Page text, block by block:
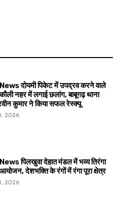
दोयमी पिकेट में उपद्रव करने वाले
नहर में लगाई छलांग, बाबूगढ़ थाना
कुमार ने किया सफल रेस्क्यू
2026
पिलखुवा देहात मंडल में भव्य तिरंगा
आयोजन, देशभक्ति के रंगों में रंगा पूरा क्षेत्र
2026